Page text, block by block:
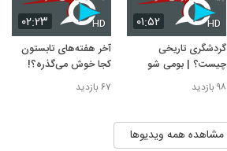
۰۱:۵۲ HD
گردشگری تاریخی
چیست؟ | بومی شو
۹۸ بازدید
۰۲:۲۳ HD
آخر هفته‌های تابستون
کجا خوش می‌گذره؟!
۶۷ بازدید
مشاهده همه ویدیوها